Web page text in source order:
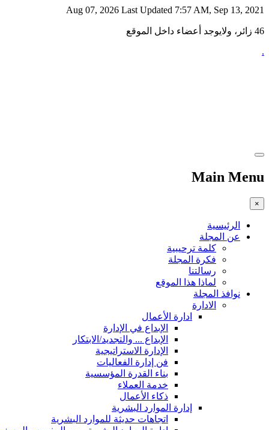
Aug 07, 2026 Last Updated 7:57 AM, Sep 13, 2021
46 زائر، ولايوجد أعضاء داخل الموقع
.
Main Menu
×
الرئيسية
عن المجلة
كلمة ترحيبية
فكرة المجلة
رسالتنا
لماذا هذا الموقع
نوافذ المجلة
الادارة
ادارة الأعمال
الإبداع في الإدارة
الإبداع ... والتجديد/الابتكار
الإدارة الاستراتيجية
فن إدارة الفعاليات
بناء القدرة المؤسسية
خدمة العملاء
ذكاء الأعمال
إدارة الموارد البشرية
اتجاهات حديثة للموارد البشرية